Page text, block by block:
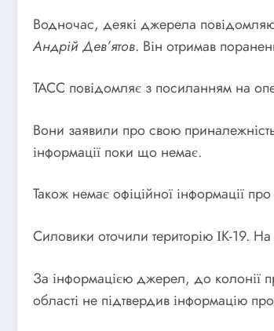
Водночас, деякі джерела
Андрій Дев’ятов. Він отримав
ТАСС повідомляє з посиланням на
Вони заявили про свою
інформації поки що немає.
Також немає офіційної інформації
Силовики оточили територію ІК-19. На
За інформацією джерел, до колонії
області не підтвердив інформацію